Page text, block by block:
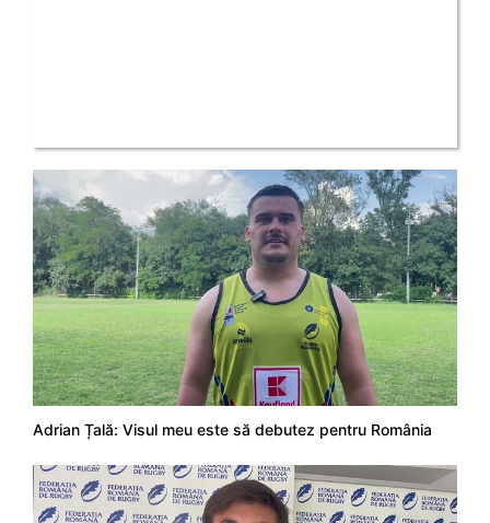
Adrian Țală: Visul meu este să debutez pentru România